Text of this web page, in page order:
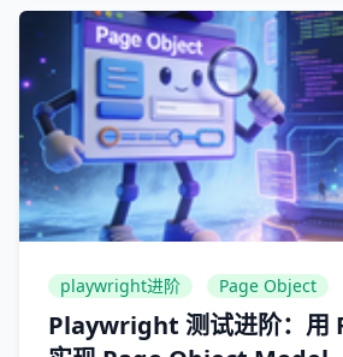
playwright进阶 Page Object
Playwright 测试进阶：用